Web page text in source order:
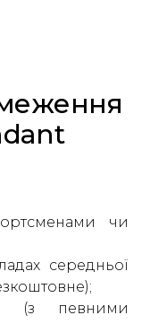
чи
середньої
(з певними